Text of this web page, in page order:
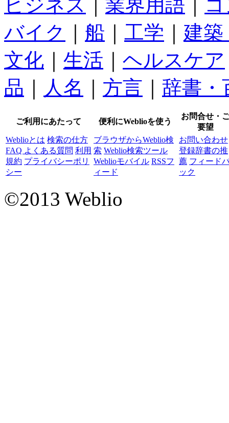
ビジネス 業界用語
バイク ｜ 船 ｜ 工学 ｜ 建築
文化 ｜ 生活 ｜ ヘルスケア
品 ｜ 人名 ｜ 方言 ｜ 辞書・
ご利用にあたって 便利にWeblioを使う
お問合せ・
要望
Weblioとは 検索の仕方
FAQ よくある質問 利用
規約 プライバシーポリ
シー
ブラウザからWeblio検
索 Weblio検索ツール
Weblioモバイル RSSフ
ィード
お問い合わせ
登録辞書の推
薦 フィード
ック
©2013 Weblio